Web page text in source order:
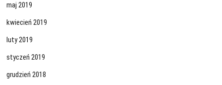
maj 2019
kwiecień 2019
luty 2019
styczeń 2019
grudzień 2018